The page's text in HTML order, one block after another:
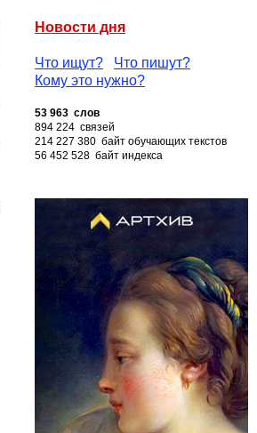
Новости дня
Что ищут?
Что пишут?
Кому это нужно?
53 963 слов
894 224 связей
214 227 380 байт обучающих текстов
56 452 528 байт индекса